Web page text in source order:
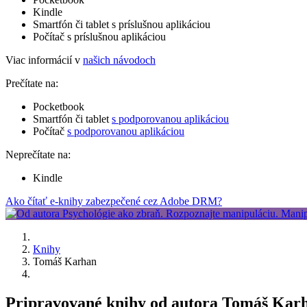
Kindle
Smartfón či tablet s príslušnou aplikáciou
Počítač s príslušnou aplikáciou
Viac informácií v našich návodoch
Prečítate na:
Pocketbook
Smartfón či tablet s podporovanou aplikáciou
Počítač s podporovanou aplikáciou
Neprečítate na:
Kindle
Ako čítať e-knihy zabezpečené cez Adobe DRM?
Knihy
Tomáš Karhan
Pripravované knihy od autora Tomáš